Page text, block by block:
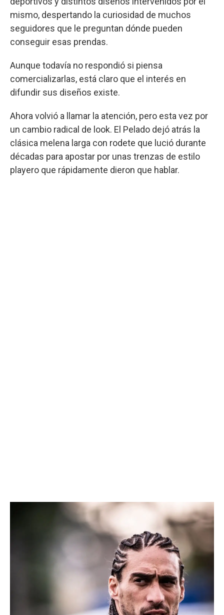
mismo, despertando la curiosidad de muchos
seguidores que le preguntan dónde pueden
conseguir esas prendas.
Aunque todavía no respondió si piensa
comercializarlas, está claro que el interés en
difundir sus diseños existe.
Ahora volvió a llamar la atención, pero esta vez por
un cambio radical de look. El Pelado dejó atrás la
clásica melena larga con rodete que lució durante
décadas para apostar por unas trenzas de estilo
playero que rápidamente dieron que hablar.